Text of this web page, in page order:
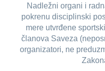
Nadležni organi i
pokrenu disciplinski
mere utvrđene
članova Saveza
organizatori, ne